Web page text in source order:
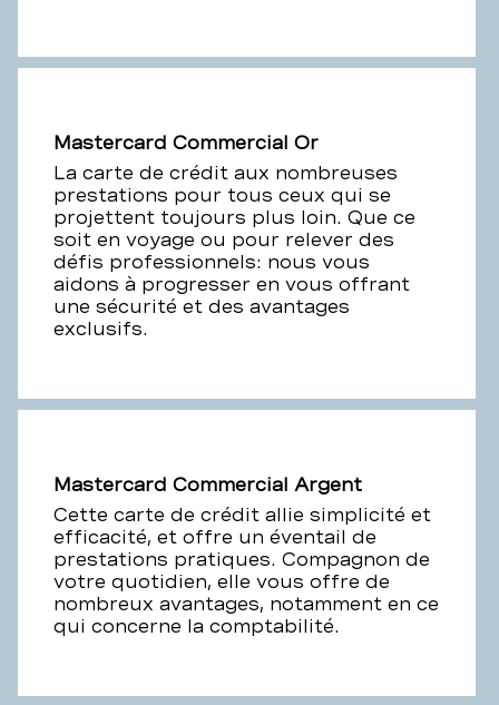
Mastercard Commercial Or
La carte de crédit aux nombreuses
prestations pour tous ceux qui se
projettent toujours plus loin. Que ce
soit en voyage ou pour relever des
défis professionnels: nous vous
aidons à progresser en vous offrant
une sécurité et des avantages
exclusifs.
Mastercard Commercial Argent
Cette carte de crédit allie simplicité et
efficacité, et offre un éventail de
prestations pratiques. Compagnon de
votre quotidien, elle vous offre de
nombreux avantages, notamment en ce
qui concerne la comptabilité.